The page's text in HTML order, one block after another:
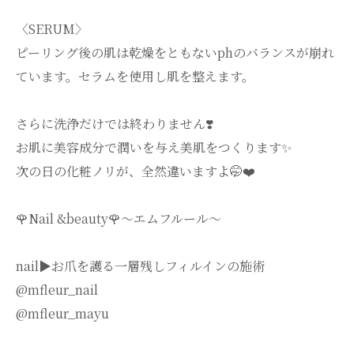
〈SERUM〉
ピーリング後の肌は乾燥をともないphのバランスが崩れ
ています。セラムを使用し肌を整えます。
さらに洗浄だけでは終わりません❣️
お肌に美容成分で潤いを与え美肌をつくります✨
次の日の化粧ノリが、全然違いますよ🤭❤️
🌹Nail &beauty🌹〜エムフルール〜
nail▶︎お爪を護る一層残しフィルインの施術
@mfleur_nail
@mfleur_mayu